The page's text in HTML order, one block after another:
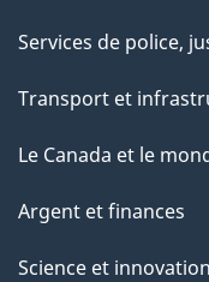
Services de police,
Transport et
Le Canada et le
Argent et finances
Science et innovation